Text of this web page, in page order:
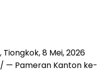
Tiongkok,8 Mei, 2026
— Pameran Kanton ke-